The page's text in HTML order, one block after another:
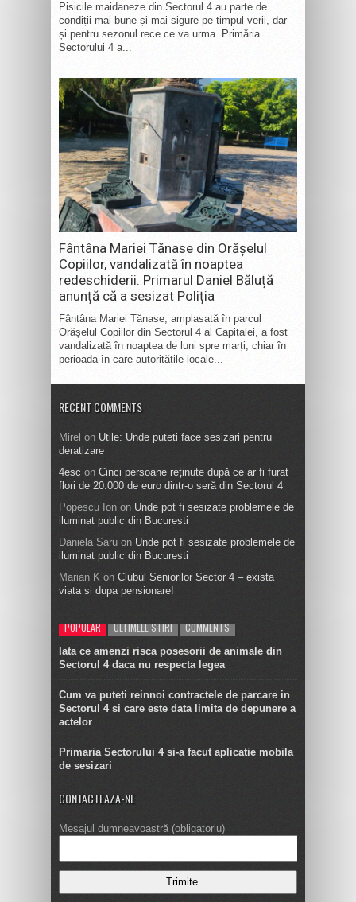
Pisicile maidaneze din Sectorul 4 au parte de
condiții mai bune și mai sigure pe timpul verii, dar
și pentru sezonul rece ce va urma. Primăria
Sectorului 4 a...
Fântâna Mariei Tănase din Orășelul
Copiilor, vandalizată în noaptea
redeschiderii. Primarul Daniel Băluță
anunță că a sesizat Poliția
Fântâna Mariei Tănase, amplasată în parcul
Orășelul Copiilor din Sectorul 4 al Capitalei, a fost
vandalizată în noaptea de luni spre marți, chiar în
perioada în care autoritățile locale...
RECENT COMMENTS
Mirel on Utile: Unde puteti face sesizari pentru
deratizare
4esc on Cinci persoane reținute după ce ar fi furat
flori de 20.000 de euro dintr-o seră din Sectorul 4
Popescu Ion on Unde pot fi sesizate problemele de
iluminat public din Bucuresti
Daniela Saru on Unde pot fi sesizate problemele de
iluminat public din Bucuresti
Marian K on Clubul Seniorilor Sector 4 – exista
viata si dupa pensionare!
POPULAR ULTIMELE STIRI COMMENTS
Iata ce amenzi risca posesorii de animale din
Sectorul 4 daca nu respecta legea
Cum va puteti reinnoi contractele de parcare in
Sectorul 4 si care este data limita de depunere a
actelor
Primaria Sectorului 4 si-a facut aplicatie mobila
de sesizari
CONTACTEAZA-NE
Mesajul dumneavoastră (obligatoriu)